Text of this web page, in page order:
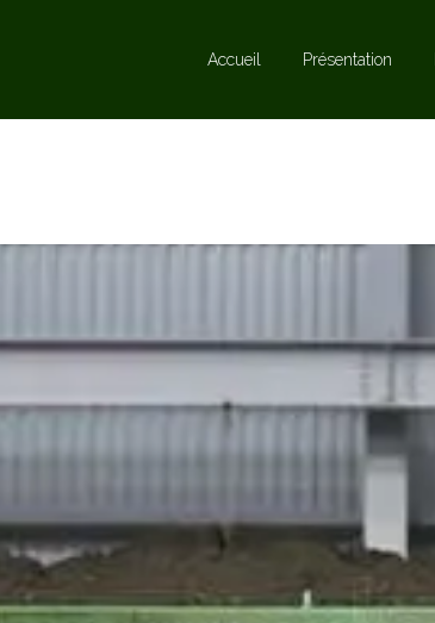
Accueil Présentation